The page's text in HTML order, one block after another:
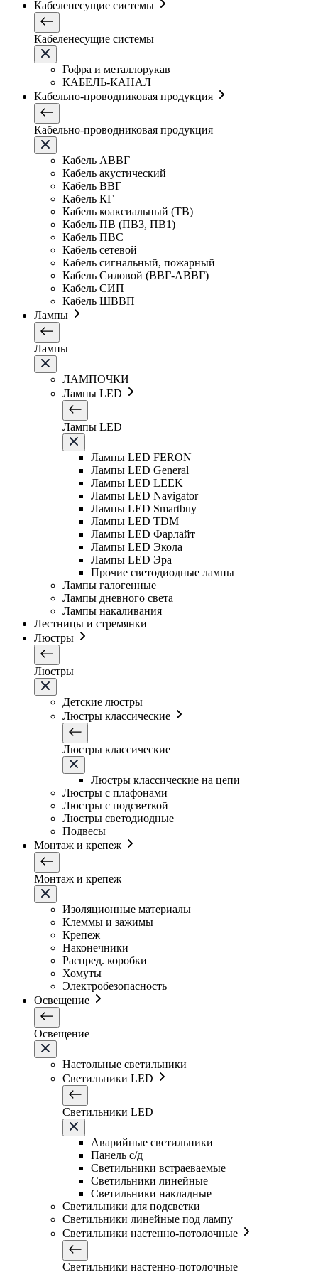
Кабеленесущие системы
Кабеленесущие системы
Гофра и металлорукав
КАБЕЛЬ-КАНАЛ
Кабельно-проводниковая продукция
Кабельно-проводниковая продукция
Кабель АВВГ
Кабель акустический
Кабель ВВГ
Кабель КГ
Кабель коаксиальный (ТВ)
Кабель ПВ (ПВ3, ПВ1)
Кабель ПВС
Кабель сетевой
Кабель сигнальный, пожарный
Кабель Силовой (ВВГ-АВВГ)
Кабель СИП
Кабель ШВВП
Лампы
Лампы
ЛАМПОЧКИ
Лампы LED
Лампы LED
Лампы LED FERON
Лампы LED General
Лампы LED LEEK
Лампы LED Navigator
Лампы LED Smartbuy
Лампы LED TDM
Лампы LED Фарлайт
Лампы LED Экола
Лампы LED Эра
Прочие светодиодные лампы
Лампы галогенные
Лампы дневного света
Лампы накаливания
Лестницы и стремянки
Люстры
Люстры
Детские люстры
Люстры классические
Люстры классические
Люстры классические на цепи
Люстры с плафонами
Люстры с подсветкой
Люстры светодиодные
Подвесы
Монтаж и крепеж
Монтаж и крепеж
Изоляционные материалы
Клеммы и зажимы
Крепеж
Наконечники
Распред. коробки
Хомуты
Электробезопасность
Освещение
Освещение
Настольные светильники
Светильники LED
Светильники LED
Аварийные светильники
Панель с/д
Светильники встраеваемые
Светильники линейные
Светильники накладные
Светильники для подсветки
Светильники линейные под лампу
Светильники настенно-потолочные
Светильники настенно-потолочные